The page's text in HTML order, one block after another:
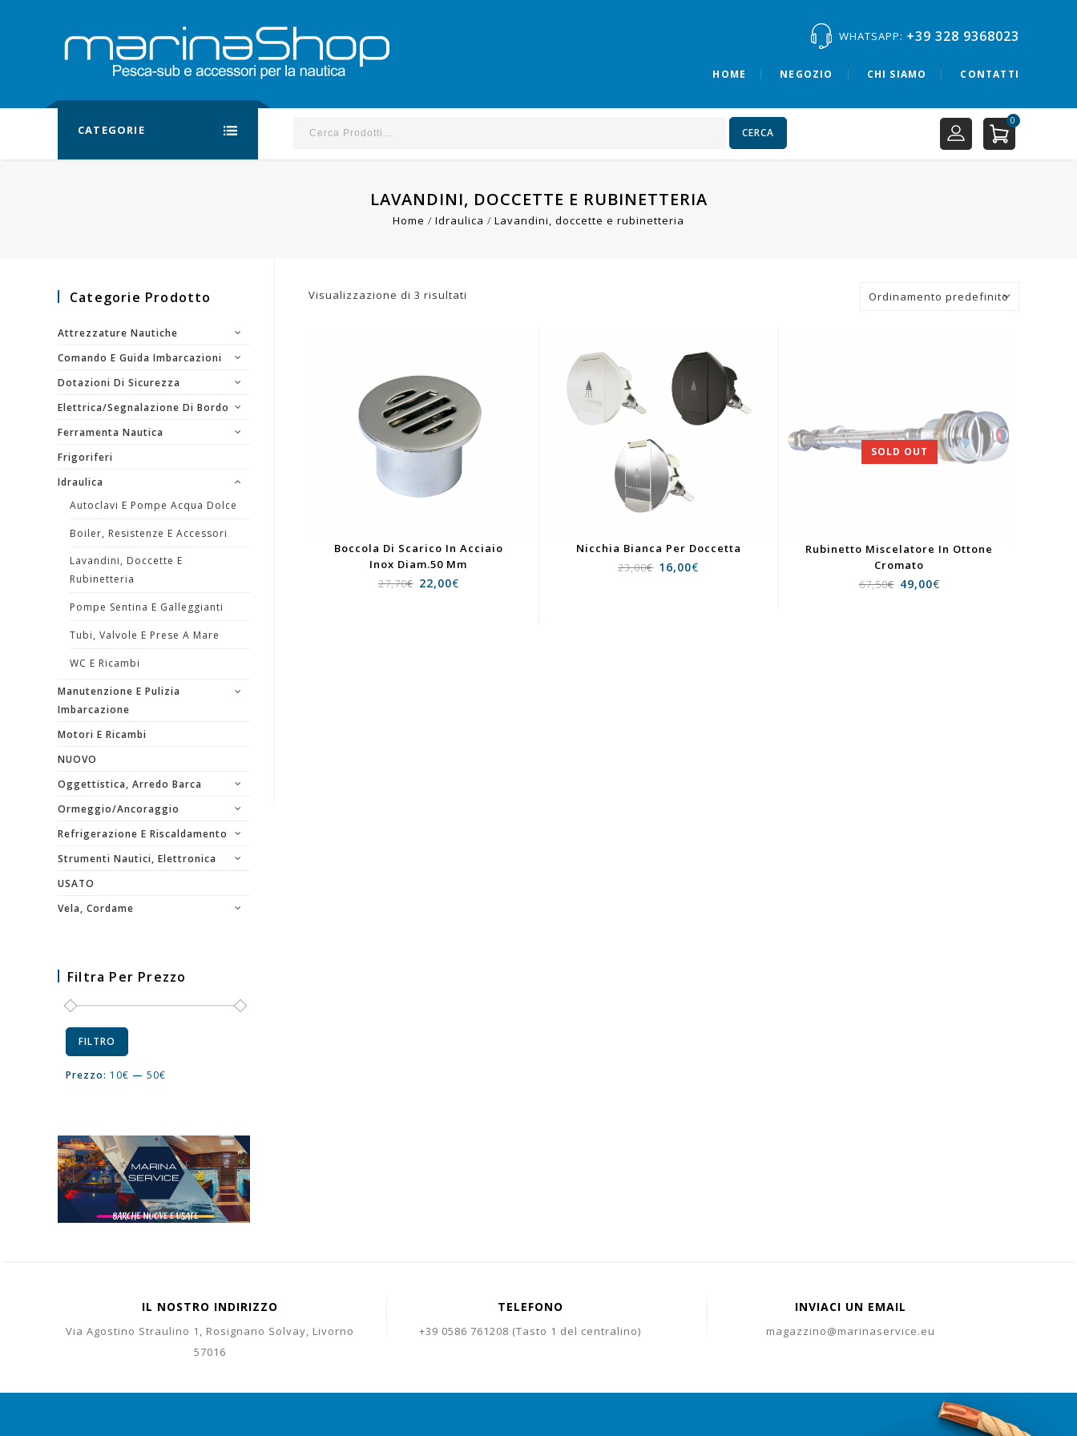
WHATSAPP: +39 328 9368023
HOME NEGOZIO CHI SIAMO CONTATTI
CATEGORIE CERCA
0
LAVANDINI, DOCCETTE E RUBINETTERIA
Home / Idraulica / Lavandini, doccette e rubinetteria
Visualizzazione di 3 risultati Ordinamento predefinito
Boccola Di Scarico In Acciaio
Inox Diam.50 Mm
27,70€ 22,00€
Nicchia Bianca Per Doccetta
23,00€ 16,00€
SOLD OUT
Rubinetto Miscelatore In Ottone
Cromato
67,50€ 49,00€
Categorie Prodotto
Attrezzature Nautiche
Comando E Guida Imbarcazioni
Dotazioni Di Sicurezza
Elettrica/segnalazione Di Bordo
Ferramenta Nautica
Frigoriferi
Idraulica
Autoclavi E Pompe Acqua Dolce
Boiler, Resistenze E Accessori
Lavandini, Doccette E
Rubinetteria
Pompe Sentina E Galleggianti
Tubi, Valvole E Prese A Mare
WC E Ricambi
Manutenzione E Pulizia
Imbarcazione
Motori E Ricambi
NUOVO
Oggettistica, Arredo Barca
Ormeggio/Ancoraggio
Refrigerazione E Riscaldamento
Strumenti Nautici, Elettronica
USATO
Vela, Cordame
Filtra Per Prezzo
FILTRO
Prezzo: 10€ — 50€
IL NOSTRO INDIRIZZO
Via Agostino Straulino 1, Rosignano Solvay, Livorno
57016
TELEFONO
+39 0586 761208 (Tasto 1 del centralino)
INVIACI UN EMAIL
magazzino@marinaservice.eu